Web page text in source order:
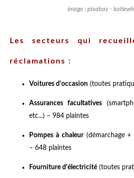
image : pixabay -
Les secteurs qui
réclamations :
Voitures d'occasion (toutes
Assurances facultatives
etc...) – 984 plaintes
Pompes à chaleur(démarchage +
– 648 plaintes
Fourniture d'électricité (toutes